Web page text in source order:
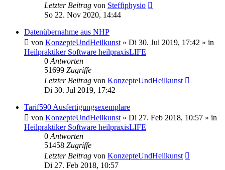
Letzter Beitrag von Steffiphysio
So 22. Nov 2020, 14:44
Datenübernahme aus NHP
von KonzepteUndHeilkunst » Di 30. Jul 2019, 17:42 » in
Heilpraktiker Software heilpraxisLIFE
0 Antworten
51699 Zugriffe
Letzter Beitrag von KonzepteUndHeilkunst
Di 30. Jul 2019, 17:42
Tarif590 Ausfertigungsexemplare
von KonzepteUndHeilkunst » Di 27. Feb 2018, 10:57 » in
Heilpraktiker Software heilpraxisLIFE
0 Antworten
51458 Zugriffe
Letzter Beitrag von KonzepteUndHeilkunst
Di 27. Feb 2018, 10:57